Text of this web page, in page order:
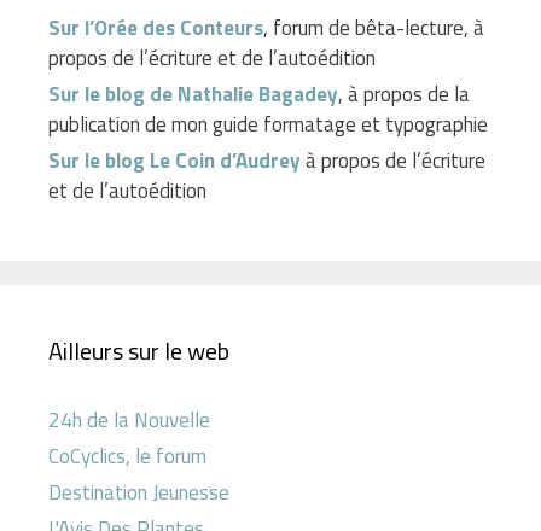
Sur l’Orée des Conteurs, forum de bêta-lecture, à
propos de l’écriture et de l’autoédition
Sur le blog de Nathalie Bagadey, à propos de la
publication de mon guide formatage et typographie
Sur le blog Le Coin d’Audreyà propos de l’écriture
et de l’autoédition
Ailleurs sur le web
24h de la Nouvelle
CoCyclics, le forum
Destination Jeunesse